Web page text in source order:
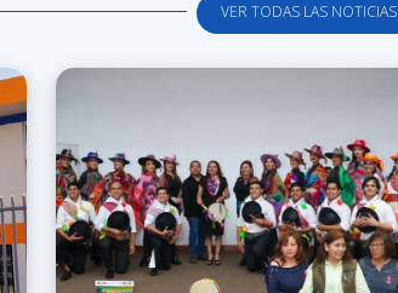
VER TODAS LAS NOTICIAS